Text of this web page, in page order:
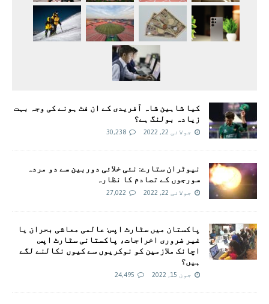
کیا شاہین شاہ آفریدی کے ان فٹ ہونے کی وجہ بہت
زیادہ بولنگ ہے؟
جولائی 22, 2022 30,238
نیوٹران ستارے: نئی خلائی دوربین سے دو مردہ
سورجوں کے تصادم کا نظارہ
جولائی 22, 2022 27,022
پاکستان میں سٹارٹ اپس: عالمی معاشی بحران یا
غیر ضروری اخراجات، پاکستانی سٹارٹ اپس
اچانک ملازمین کو نوکریوں سے کیوں نکالنے لگے
ہیں؟
جون 15, 2022 24,495